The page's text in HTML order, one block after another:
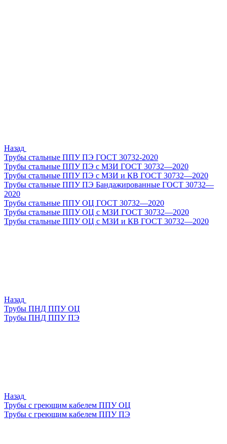
Назад
Трубы стальные ППУ ПЭ ГОСТ 30732-2020
Трубы стальные ППУ ПЭ с МЗИ ГОСТ 30732—2020
Трубы стальные ППУ ПЭ с МЗИ и КВ ГОСТ 30732—2020
Трубы стальные ППУ ПЭ Бандажированные ГОСТ 30732—
2020
Трубы стальные ППУ ОЦ ГОСТ 30732—2020
Трубы стальные ППУ ОЦ с МЗИ ГОСТ 30732—2020
Трубы стальные ППУ ОЦ с МЗИ и КВ ГОСТ 30732—2020
Назад
Трубы ПНД ППУ ОЦ
Трубы ПНД ППУ ПЭ
Назад
Трубы с греющим кабелем ППУ ОЦ
Трубы с греющим кабелем ППУ ПЭ